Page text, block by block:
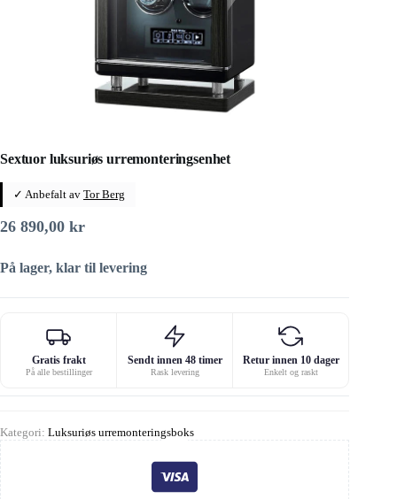
Sextuor luksuriøs urremonteringsenhet
✓ Anbefalt av Tor Berg
26 890,00 kr
På lager, klar til levering
Gratis frakt
På alle bestillinger
Sendt innen 48 timer
Rask levering
Retur innen 10 dager
Enkelt og raskt
Kategori: Luksuriøs urremonteringsboks